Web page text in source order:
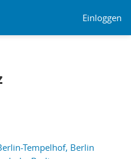
Einloggen
Tempelhof, Berlin